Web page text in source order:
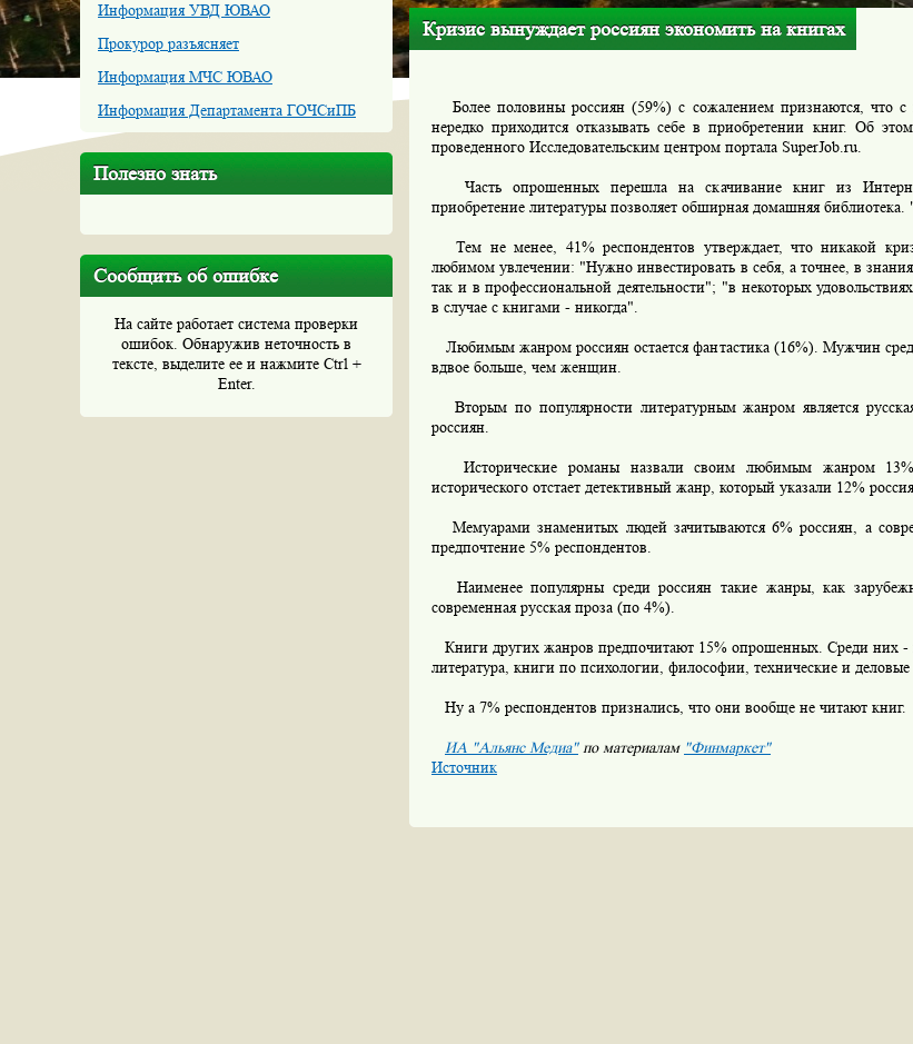
Информация УВД ЮВАО
Прокурор разъясняет
Информация МЧС ЮВАО
Информация Департамента ГОЧСиПБ
Полезно знать
Сообщить об ошибке
На сайте работает система проверки
ошибок. Обнаружив неточность в
тексте, выделите ее и нажмите Ctrl +
Enter.
Кризис вынуждает россиян экономить на книгах
Более половины россиян (59%) с сожалением признаются, что с
нередко приходится отказывать себе в приобретении книг. Об
проведенного Исследовательским центром портала SuperJob.ru.
Часть опрошенных перешла на скачивание книг из
приобретение литературы позволяет обширная домашняя
Тем не менее, 41% респондентов утверждает, что никакой
любимом увлечении: "Нужно инвестировать в себя, а точнее, в
так и в профессиональной деятельности"; "в некоторых
в случае с книгами - никогда".
Любимым жанром россиян остается фантастика (16%). Мужчин
вдвое больше, чем женщин.
Вторым по популярности литературным жанром является
россиян.
Исторические романы назвали своим любимым жанром
исторического отстает детективный жанр, который указали 12%
Мемуарами знаменитых людей зачитываются 6% россиян, а
предпочтение 5% респондентов.
Наименее популярны среди россиян такие жанры, как
современная русская проза (по 4%).
Книги других жанров предпочитают 15% опрошенных. Среди них -
литература, книги по психологии, философии, технические и деловые
Ну а 7% респондентов признались, что они вообще не читают книг.
ИА "Альянс Медиа"по материалам "Финмаркет"
Источник